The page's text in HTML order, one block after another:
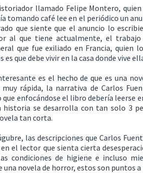
llamado Felipe Montero,
tomando café lee en el periódico un
que siente que el anuncio lo
al que tiene actualmente, el
que fue exiliado en Francia, quien
que debe vivir en la casa donde vive
es el hecho de que es una
rápida, la narrativa de Carlos
enfocándose el libro debería leerse
se desarrolla con tan solo 3
tan corta.
las descripciones que Carlos
el lector que sienta cierta
condiciones de higiene e incluso
novela de horror, estos son puntos a